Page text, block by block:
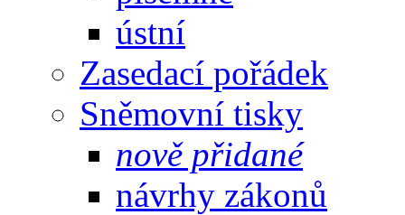
ústní
Zasedací pořádek
Sněmovní tisky
nově přidané
návrhy zákonů